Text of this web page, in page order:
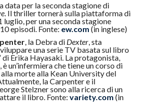
data per la seconda stagione di
. Il thriller tornerà sulla piattaforma di
luglio, per una seconda stagione
episodi. Fonte: ew.com (in inglese)
, la Debra di Dexter, sta
una serie TV basata sul libro
di Erika Hayasaki. La protagonista,
un’infermiera che tiene un corso di
morte alla Kean University del
la Carpenter e il
Stelzner sono alla ricerca di un
il libro. Fonte: variety.com (in